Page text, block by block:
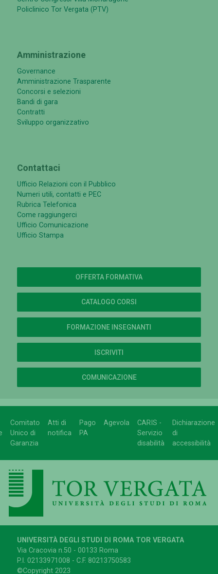
Policlinico Tor Vergata (PTV)
Amministrazione
Governance
Amministrazione Trasparente
Concorsi e selezioni
Bandi di gara
Contratti
Sviluppo organizzativo
Contattaci
Ufficio Relazioni con il Pubblico
Numeri utili, contatti e PEC
Rubrica Telefonica
Come raggiungerci
Ufficio Comunicazione
Ufficio Stampa
OFFERTA FORMATIVA
CATALOGO CORSI
FORMAZIONE INSEGNANTI
ISCRIVITI
COMUNICAZIONE
Comitato
Unico di
Garanzia
Atti di
notifica
Pago
PA
Agevola
CARIS -
Servizio
disabilità
Dichiarazione
di
accessibilità
UNIVERSITÀ DEGLI STUDI DI ROMA TOR VERGATA
Via Cracovia n.50 - 00133 Roma
P.I. 02133971008 - C.F. 80213750583
©Copyright 2023